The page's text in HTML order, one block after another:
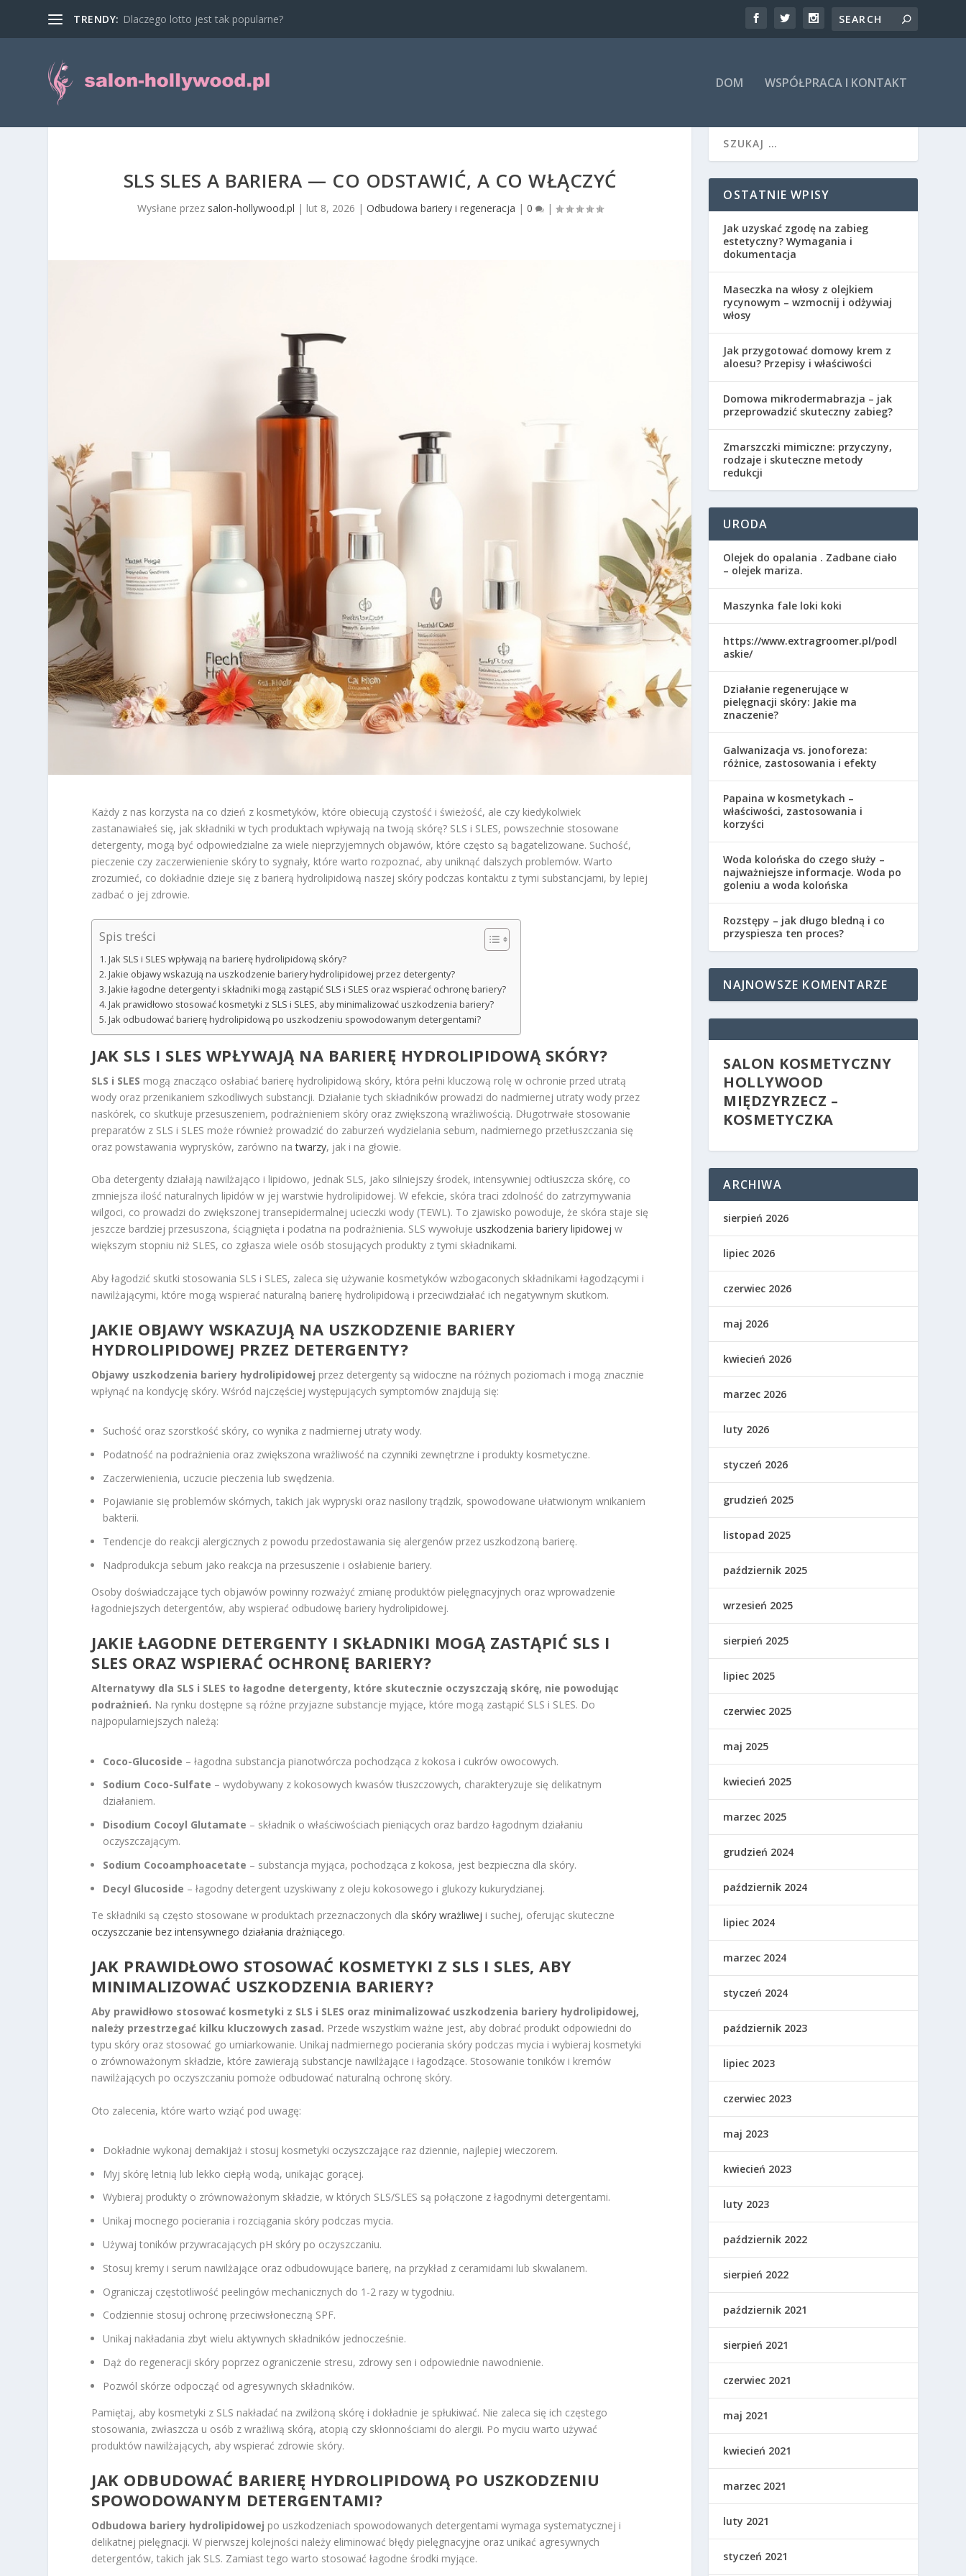
TRENDY: Dlaczego lotto jest tak popularne?
DOM WSPÓŁPRACA I KONTAKT
SLS SLES A BARIERA — CO ODSTAWIĆ, A CO WŁĄCZYĆ
Wysłane przez salon-hollywood.pl | lut 8, 2026 | Odbudowa bariery i regeneracja | 0 |
Każdy z nas korzysta na co dzień z kosmetyków, które obiecują czystość i świeżość, ale czy kiedykolwiek
zastanawiałeś się, jak składniki w tych produktach wpływają na twoją skórę? SLS i SLES, powszechnie stosowane
detergenty, mogą być odpowiedzialne za wiele nieprzyjemnych objawów, które często są bagatelizowane. Suchość,
pieczenie czy zaczerwienienie skóry to sygnały, które warto rozpoznać, aby uniknąć dalszych problemów. Warto
zrozumieć, co dokładnie dzieje się z barierą hydrolipidową naszej skóry podczas kontaktu z tymi substancjami, by lepiej
zadbać o jej zdrowie.
Spis treści
Jak SLS i SLES wpływają na barierę hydrolipidową skóry?
Jakie objawy wskazują na uszkodzenie bariery hydrolipidowej przez detergenty?
Jakie łagodne detergenty i składniki mogą zastąpić SLS i SLES oraz wspierać ochronę bariery?
Jak prawidłowo stosować kosmetyki z SLS i SLES, aby minimalizować uszkodzenia bariery?
Jak odbudować barierę hydrolipidową po uszkodzeniu spowodowanym detergentami?
JAK SLS I SLES WPŁYWAJĄ NA BARIERĘ HYDROLIPIDOWĄ SKÓRY?
SLS i SLES mogą znacząco osłabiać barierę hydrolipidową skóry, która pełni kluczową rolę w ochronie przed utratą
wody oraz przenikaniem szkodliwych substancji. Działanie tych składników prowadzi do nadmiernej utraty wody przez
naskórek, co skutkuje przesuszeniem, podrażnieniem skóry oraz zwiększoną wrażliwością. Długotrwałe stosowanie
preparatów z SLS i SLES może również prowadzić do zaburzeń wydzielania sebum, nadmiernego przetłuszczania się
oraz powstawania wyprysków, zarówno natwarzy, jak i na głowie.
Oba detergenty działają nawilżająco i lipidowo, jednak SLS, jako silniejszy środek, intensywniej odtłuszcza skórę, co
zmniejsza ilość naturalnych lipidów w jej warstwie hydrolipidowej. W efekcie, skóra traci zdolność do zatrzymywania
wilgoci, co prowadzi do zwiększonej transepidermalnej ucieczki wody (TEWL). To zjawisko powoduje, że skóra staje się
jeszcze bardziej przesuszona, ściągnięta i podatna na podrażnienia. SLS wywołujeuszkodzenia bariery lipidowej w
większym stopniu niż SLES, co zgłasza wiele osób stosujących produkty z tymi składnikami.
Aby łagodzić skutki stosowania SLS i SLES, zaleca się używanie kosmetyków wzbogaconych składnikami łagodzącymi i
nawilżającymi, które mogą wspierać naturalną barierę hydrolipidową i przeciwdziałać ich negatywnym skutkom.
JAKIE OBJAWY WSKAZUJĄ NA USZKODZENIE BARIERY
HYDROLIPIDOWEJ PRZEZ DETERGENTY?
Objawy uszkodzenia bariery hydrolipidowej przez detergenty są widoczne na różnych poziomach i mogą znacznie
wpłynąć na kondycję skóry. Wśród najczęściej występujących symptomów znajdują się:
Suchość oraz szorstkość skóry, co wynika z nadmiernej utraty wody.
Podatność na podrażnienia oraz zwiększona wrażliwość na czynniki zewnętrzne i produkty kosmetyczne.
Zaczerwienienia, uczucie pieczenia lub swędzenia.
Pojawianie się problemów skórnych, takich jak wypryski oraz nasilony trądzik, spowodowane ułatwionym wnikaniem
bakterii.
Tendencje do reakcji alergicznych z powodu przedostawania się alergenów przez uszkodzoną barierę.
Nadprodukcja sebum jako reakcja na przesuszenie i osłabienie bariery.
Osoby doświadczające tych objawów powinny rozważyć zmianę produktów pielęgnacyjnych oraz wprowadzenie
łagodniejszych detergentów, aby wspierać odbudowę bariery hydrolipidowej.
JAKIE ŁAGODNE DETERGENTY I SKŁADNIKI MOGĄ ZASTĄPIĆ SLS I
SLES ORAZ WSPIERAĆ OCHRONĘ BARIERY?
Alternatywy dla SLS i SLES to łagodne detergenty, które skutecznie oczyszczają skórę, nie powodując
podrażnień. Na rynku dostępne są różne przyjazne substancje myjące, które mogą zastąpić SLS i SLES. Do
najpopularniejszych należą:
Coco-Glucoside – łagodna substancja pianotwórcza pochodząca z kokosa i cukrów owocowych.
Sodium Coco-Sulfate – wydobywany z kokosowych kwasów tłuszczowych, charakteryzuje się delikatnym
działaniem.
Disodium Cocoyl Glutamate – składnik o właściwościach pieniących oraz bardzo łagodnym działaniu
oczyszczającym.
Sodium Cocoamphoacetate – substancja myjąca, pochodząca z kokosa, jest bezpieczna dla skóry.
Decyl Glucoside – łagodny detergent uzyskiwany z oleju kokosowego i glukozy kukurydzianej.
Te składniki są często stosowane w produktach przeznaczonych dla skóry wrażliwej i suchej, oferując skuteczne
oczyszczanie bez intensywnego działania drażniącego.
JAK PRAWIDŁOWO STOSOWAĆ KOSMETYKI Z SLS I SLES, ABY
MINIMALIZOWAĆ USZKODZENIA BARIERY?
Aby prawidłowo stosować kosmetyki z SLS i SLES oraz minimalizować uszkodzenia bariery hydrolipidowej,
należy przestrzegać kilku kluczowych zasad. Przede wszystkim ważne jest, aby dobrać produkt odpowiedni do
typu skóry oraz stosować go umiarkowanie. Unikaj nadmiernego pocierania skóry podczas mycia i wybieraj kosmetyki
o zrównoważonym składzie, które zawierają substancje nawilżające i łagodzące. Stosowanie toników i kremów
nawilżających po oczyszczaniu pomoże odbudować naturalną ochronę skóry.
Oto zalecenia, które warto wziąć pod uwagę:
Dokładnie wykonaj demakijaż i stosuj kosmetyki oczyszczające raz dziennie, najlepiej wieczorem.
Myj skórę letnią lub lekko ciepłą wodą, unikając gorącej.
Wybieraj produkty o zrównoważonym składzie, w których SLS/SLES są połączone z łagodnymi detergentami.
Unikaj mocnego pocierania i rozciągania skóry podczas mycia.
Używaj toników przywracających pH skóry po oczyszczaniu.
Stosuj kremy i serum nawilżające oraz odbudowujące barierę, na przykład z ceramidami lub skwalanem.
Ograniczaj częstotliwość peelingów mechanicznych do 1-2 razy w tygodniu.
Codziennie stosuj ochronę przeciwsłoneczną SPF.
Unikaj nakładania zbyt wielu aktywnych składników jednocześnie.
Dąż do regeneracji skóry poprzez ograniczenie stresu, zdrowy sen i odpowiednie nawodnienie.
Pozwól skórze odpocząć od agresywnych składników.
Pamiętaj, aby kosmetyki z SLS nakładać na zwilżoną skórę i dokładnie je spłukiwać. Nie zaleca się ich częstego
stosowania, zwłaszcza u osób z wrażliwą skórą, atopią czy skłonnościami do alergii. Po myciu warto używać
produktów nawilżających, aby wspierać zdrowie skóry.
JAK ODBUDOWAĆ BARIERĘ HYDROLIPIDOWĄ PO USZKODZENIU
SPOWODOWANYM DETERGENTAMI?
Odbudowa bariery hydrolipidowej po uszkodzeniach spowodowanych detergentami wymaga systematycznej i
delikatnej pielęgnacji. W pierwszej kolejności należy eliminować błędy pielęgnacyjne oraz unikać agresywnych
detergentów, takich jak SLS. Zamiast tego warto stosować łagodne środki myjące.
OSTATNIE WPISY
Jak uzyskać zgodę na zabieg
estetyczny? Wymagania i
dokumentacja
Maseczka na włosy z olejkiem
rycynowym – wzmocnij i odżywiaj
włosy
Jak przygotować domowy krem z
aloesu? Przepisy i właściwości
Domowa mikrodermabrazja – jak
przeprowadzić skuteczny zabieg?
Zmarszczki mimiczne: przyczyny,
rodzaje i skuteczne metody
redukcji
URODA
Olejek do opalania . Zadbane ciało
– olejek mariza.
Maszynka fale loki koki
https://www.extragroomer.pl/podl
askie/
Działanie regenerujące w
pielęgnacji skóry: Jakie ma
znaczenie?
Galwanizacja vs. jonoforeza:
różnice, zastosowania i efekty
Papaina w kosmetykach –
właściwości, zastosowania i
korzyści
Woda kolońska do czego służy –
najważniejsze informacje. Woda po
goleniu a woda kolońska
Rozstępy – jak długo bledną i co
przyspiesza ten proces?
NAJNOWSZE KOMENTARZE
SALON KOSMETYCZNY
HOLLYWOOD
MIĘDZYRZECZ –
KOSMETYCZKA
ARCHIWA
sierpień 2026
lipiec 2026
czerwiec 2026
maj 2026
kwiecień 2026
marzec 2026
luty 2026
styczeń 2026
grudzień 2025
listopad 2025
październik 2025
wrzesień 2025
sierpień 2025
lipiec 2025
czerwiec 2025
maj 2025
kwiecień 2025
marzec 2025
grudzień 2024
październik 2024
lipiec 2024
marzec 2024
styczeń 2024
październik 2023
lipiec 2023
czerwiec 2023
maj 2023
kwiecień 2023
luty 2023
październik 2022
sierpień 2022
październik 2021
sierpień 2021
czerwiec 2021
maj 2021
kwiecień 2021
marzec 2021
luty 2021
styczeń 2021